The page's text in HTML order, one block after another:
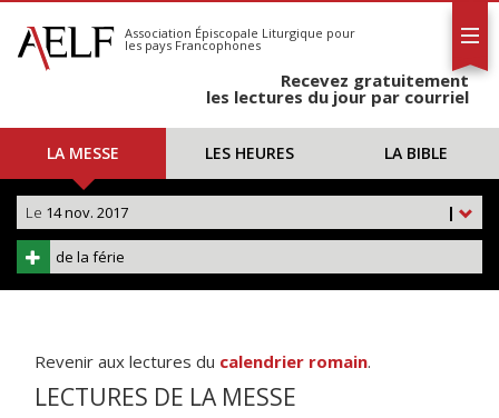
S'abonner
Calendrier
Association Épiscopale Liturgique pour
les pays Francophones
Recevez gratuitement
les lectures du jour par courriel
LA MESSE LES HEURES LA BIBLE
|
Le 14 nov. 2017
de la férie
Revenir aux lectures du calendrier romain.
LECTURES DE LA MESSE